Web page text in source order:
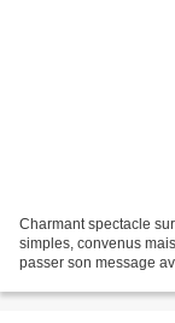
Charmant spectacle
simples, convenus
passer son message